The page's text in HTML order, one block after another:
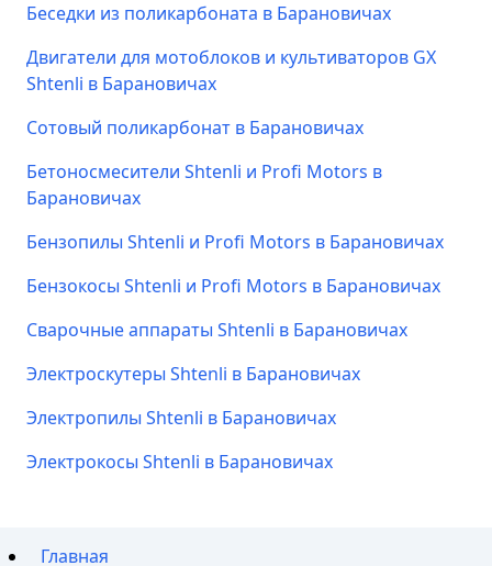
Беседки из поликарбоната в Барановичах
Двигатели для мотоблоков и культиваторов GX
Shtenli в Барановичах
Сотовый поликарбонат в Барановичах
Бетоносмесители Shtenli и Profi Motors в
Барановичах
Бензопилы Shtenli и Profi Motors в Барановичах
Бензокосы Shtenli и Profi Motors в Барановичах
Сварочные аппараты Shtenli в Барановичах
Электроскутеры Shtenli в Барановичах
Электропилы Shtenli в Барановичах
Электрокосы Shtenli в Барановичах
Главная